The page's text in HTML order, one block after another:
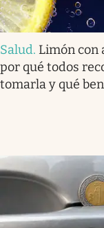
Salud. Limón con
por qué todos
tomarla y qué